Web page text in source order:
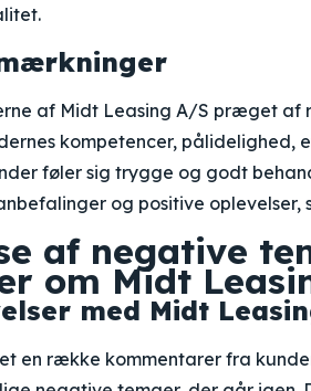
af Midt Leasing A/S præget af
kompetencer, pålidelighed,
føler sig trygge og godt
og positive oplevelser,
af negative
om Midt
med Midt
en række kommentarer fra